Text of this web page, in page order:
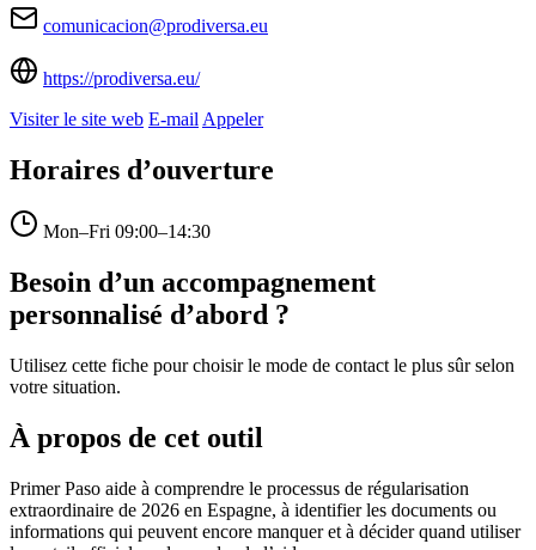
comunicacion@prodiversa.eu
https://prodiversa.eu/
Visiter le site web E-mail Appeler
Horaires d’ouverture
Mon–Fri 09:00–14:30
Besoin d’un accompagnement
personnalisé d’abord ?
Utilisez cette fiche pour choisir le mode de contact le plus sûr selon
votre situation.
À propos de cet outil
Primer Paso aide à comprendre le processus de régularisation
extraordinaire de 2026 en Espagne, à identifier les documents ou
informations qui peuvent encore manquer et à décider quand utiliser